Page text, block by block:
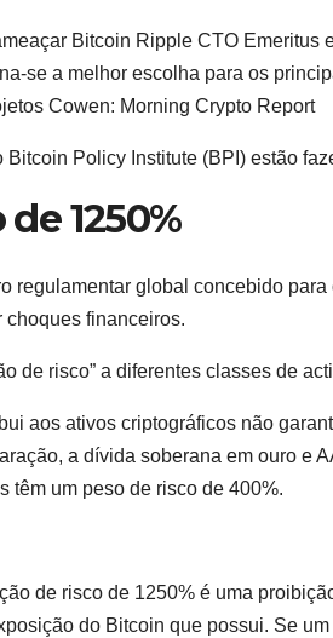
Bitcoin Ripple CTO Emeritus
se a melhor escolha para os
Cowen: Morning Crypto Report
Policy Institute (BPI) estão
1250%
regulamentar global concebido
financeiros.
de risco” a diferentes classes de
aos ativos criptográficos não
a dívida soberana em ouro e
têm um peso de risco de 400%.
de risco de 1250% é uma
do Bitcoin que possui. Se